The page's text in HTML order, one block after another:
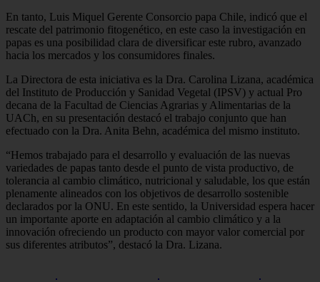
En tanto, Luis Miquel Gerente Consorcio papa Chile, indicó que el
rescate del patrimonio fitogenético, en este caso la investigación en
papas es una posibilidad clara de diversificar este rubro, avanzado
hacia los mercados y los consumidores finales.
La Directora de esta iniciativa es la Dra. Carolina Lizana, académica
del Instituto de Producción y Sanidad Vegetal (IPSV) y actual Pro
decana de la Facultad de Ciencias Agrarias y Alimentarias de la
UACh, en su presentación destacó el trabajo conjunto que han
efectuado con la Dra. Anita Behn, académica del mismo instituto.
“Hemos trabajado para el desarrollo y evaluación de las nuevas
variedades de papas tanto desde el punto de vista productivo, de
tolerancia al cambio climático, nutricional y saludable, los que están
plenamente alineados con los objetivos de desarrollo sostenible
declarados por la ONU. En este sentido, la Universidad espera hacer
un importante aporte en adaptación al cambio climático y a la
innovación ofreciendo un producto con mayor valor comercial por
sus diferentes atributos”, destacó la Dra. Lizana.